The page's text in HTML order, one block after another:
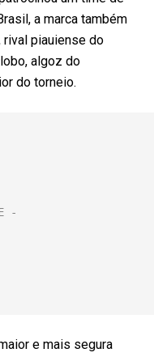
a marca também
piauiense do
algoz do
do torneio.
e mais segura